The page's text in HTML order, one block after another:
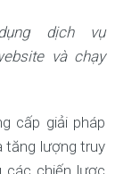
dịch vụ
và chạy
cấp giải pháp
tăng lượng truy
các chiến lược